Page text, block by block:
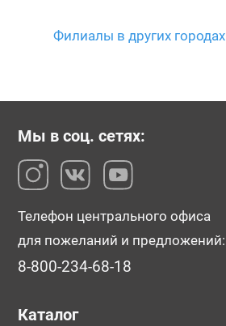
Филиалы в других городах
Мы в соц. сетях:
Телефон центрального офиса
для пожеланий и предложений:
8-800-234-68-18
Каталог